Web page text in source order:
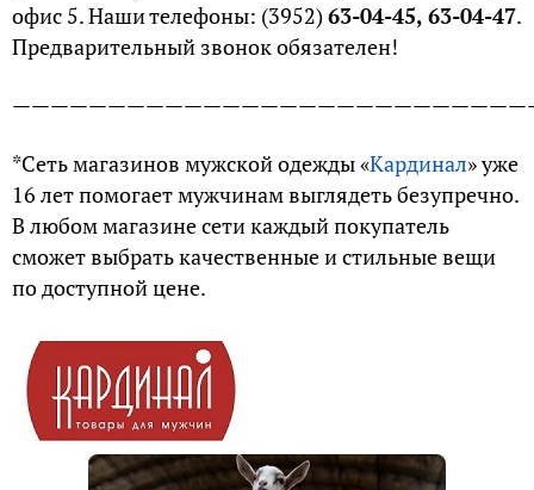
офис 5. Наши телефоны: (3952)63-04-45, 63-04-47.
Предварительный звонок обязателен!
*Сеть магазинов мужской одежды «Кардинал» уже
16 лет помогает мужчинам выглядеть безупречно.
В любом магазине сети каждый покупатель
сможет выбрать качественные и стильные вещи
по доступной цене.